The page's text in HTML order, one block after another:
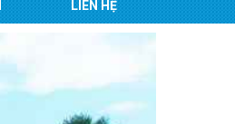
LIÊN HỆ